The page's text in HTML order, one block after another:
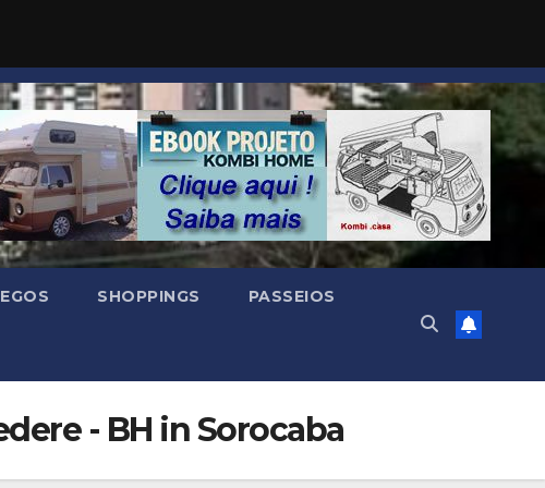
SHOPPINGS PASSEIOS
- BH in Sorocaba